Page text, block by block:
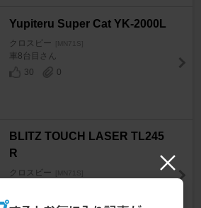
Yupiteru Super Cat YK-2000L
クロスビー [MN71S]
車8台目さん
30
0
BLITZ TOUCH LASER TL245
R
クロスビー [MN71S]